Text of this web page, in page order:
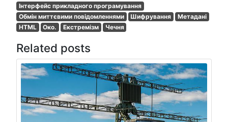
Інтерфейс прикладного програмування
Обмін миттєвими повідомленнями
Шифрування
Метадані
HTML
Око. Екстремізм Чечня
Related posts